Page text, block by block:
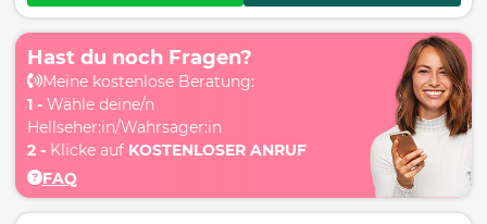
Hast du noch Fragen?
Meine kostenlose Beratung:
1 -Wähle deine/n
Hellseher:in/Wahrsager:in
2 -Klicke auf KOSTENLOSER ANRUF
FAQ